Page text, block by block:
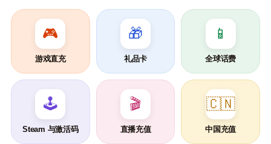
🎮
游戏直充
🎁
礼品卡
📱
全球话费
🕹️
Steam 与激活码
🎬
直播充值
🇨🇳
中国充值